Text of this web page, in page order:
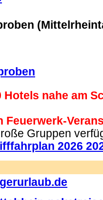
Hotels nahe am
Feuerwerk-
Gruppen
2026